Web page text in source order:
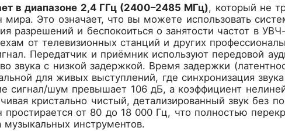
в диапазоне 2,4 ГГц (2400–2485 МГц), который не
мира. Это означает, что вы можете использовать
разрешений и беспокоиться о занятости частот в
от телевизионных станций и других
Передатчик и приёмник используют передовой
звука с низкой задержкой. Время задержки
для живых выступлений, где синхронизация
сигнал/шум превышает 106 дБ, а коэффициент
кристально чистый, детализированный звук без
простирается от 80 до 18 000 Гц, что полностью
музыкальных инструментов.